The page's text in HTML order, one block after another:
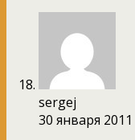
sergej
30 января 2011